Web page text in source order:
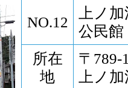
NO.12
上ノ
公民館
所在
地
〒
上ノ